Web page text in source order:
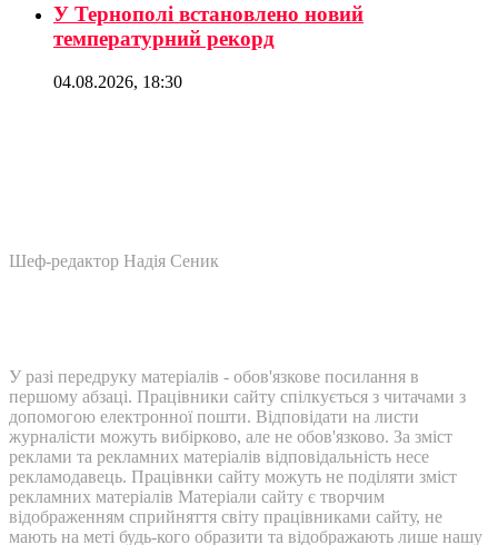
У Тернополі встановлено новий
температурний рекорд
04.08.2026, 18:30
Шеф-редактор Надія Сеник
У разі передруку матеріалів - обов'язкове посилання в
першому абзаці. Працівники сайту спілкується з читачами з
допомогою електронної пошти. Відповідати на листи
журналісти можуть вибірково, але не обов'язково. За зміст
реклами та рекламних матеріалів відповідальність несе
рекламодавець. Працівнки сайту можуть не поділяти зміст
рекламних матеріалів Матеріали сайту є творчим
відображенням сприйняття світу працівниками сайту, не
мають на меті будь-кого образити та відображають лише нашу